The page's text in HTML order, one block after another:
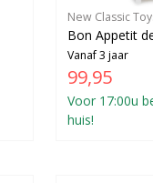
New Classic
Bon Appetit
Vanaf 3 jaar
99,95
Voor 17:00u
huis!